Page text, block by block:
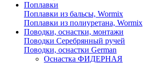
Поплавки
Поплавки из бальсы, Wormix
Поплавки из полиуретана, Wormix
Поводки, оснастки, монтажи
Поводки Серебрянный ручей
Поводки, оснастки German
Оснастка ФИДЕРНАЯ